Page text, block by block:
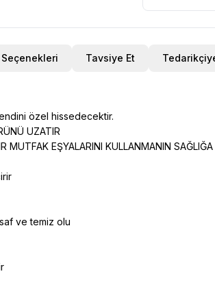
Tavsiye Et
özel hissedecektir.
UZATIR
EŞYALARINI KULLANMANIN SAĞLIĞA
ve temiz olu